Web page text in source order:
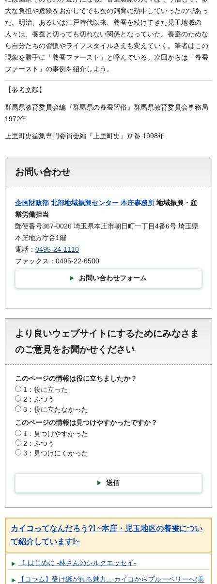
大な負担や危険をおかしてでも蚕の飼育に熱中していったのであっ
た。明治、あるいは江戸時代以来、養蚕を続けてきた児玉地域の
人々は、養蚕と切っても切れない関係となっていた。養蚕のためな
ら自分たちの習慣やライフスタイルさえも変えていく。筆者はこの
現象を勝手に「養蚕ファースト」と呼んでいる。次回からは「養蚕
ファースト」の事例を紹介しよう。
【参考文献】
群馬県教育委員会編『群馬県の養蚕習俗』群馬県教育委員会事務局
1972年
上里町史編集専門委員会編『上里町史』別巻 1998年
お問い合わせ
企画財政部 北部地域振興センター 本庄事務所 地域振興・産
業労働担当
郵便番号367-0026 埼玉県本庄市朝日町一丁目4番6号 埼玉県
本庄地方庁舎1階
電話： 0495-24-1110
ファックス：0495-22-6500
お問い合わせフォーム
より良いウェブサイトにするためにみなさま
のご意見をお聞かせください
このページの情報は役に立ちましたか？
1：役に立った
2：ふつう
3：役に立たなかった
このページの情報は見つけやすかったですか？
1：見つけやすかった
2：ふつう
3：見つけにくかった
送信
カイコってなんだろう?! ~本庄・児玉地区の養蚕につい
て紹介しています!~
1.はじめに -林さんのシルクエッセイ-
【コラム】受け継がれる魅力... カイコからブルーベリーへ(美